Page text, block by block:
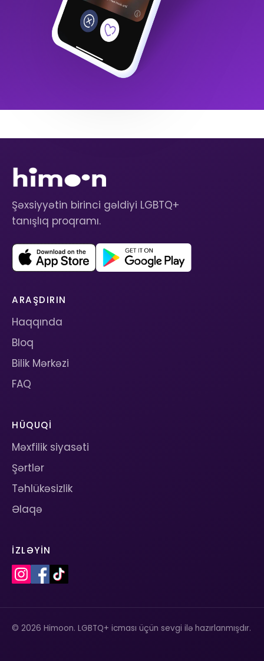
Şəxsiyyətin birinci gəldiyi LGBTQ+
tanışlıq proqramı.
ARAŞDIRIN
Haqqında
Bloq
Bilik Mərkəzi
FAQ
HÜQUQI
Məxfilik siyasəti
Şərtlər
Təhlükəsizlik
Əlaqə
İZLƏYIN
© 2026 Himoon. LGBTQ+ icması üçün sevgi ilə hazırlanmışdır.